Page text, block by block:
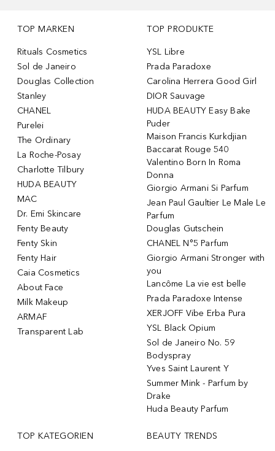
TOP MARKEN
Rituals Cosmetics
Sol de Janeiro
Douglas Collection
Stanley
CHANEL
Purelei
The Ordinary
La Roche-Posay
Charlotte Tilbury
HUDA BEAUTY
MAC
Dr. Emi Skincare
Fenty Beauty
Fenty Skin
Fenty Hair
Caia Cosmetics
About Face
Milk Makeup
ARMAF
Transparent Lab
TOP PRODUKTE
YSL Libre
Prada Paradoxe
Carolina Herrera Good Girl
DIOR Sauvage
HUDA BEAUTY Easy Bake
Puder
Maison Francis Kurkdjian
Baccarat Rouge 540
Valentino Born In Roma
Donna
Giorgio Armani Si Parfum
Jean Paul Gaultier Le Male Le
Parfum
Douglas Gutschein
CHANEL N°5 Parfum
Giorgio Armani Stronger with
you
Lancôme La vie est belle
Prada Paradoxe Intense
XERJOFF Vibe Erba Pura
YSL Black Opium
Sol de Janeiro No. 59
Bodyspray
Yves Saint Laurent Y
Summer Mink - Parfum by
Drake
Huda Beauty Parfum
TOP KATEGORIEN BEAUTY TRENDS